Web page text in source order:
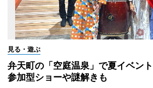
見る・遊ぶ
弁天町の「空庭温泉」で夏イベン
参加型ショーや謎解きも